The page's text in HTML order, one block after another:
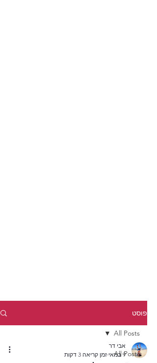
פוסט
All Posts
All Posts
אבי דר
9 במאי
זמן קריאה 3 דקות